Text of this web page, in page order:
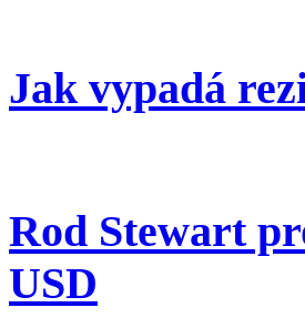
Jak vypadá
Rod Stewart
USD